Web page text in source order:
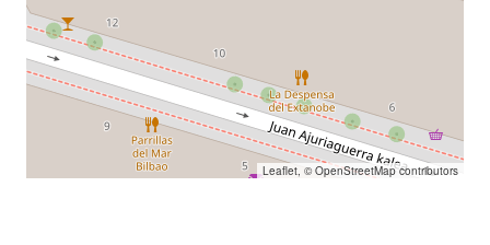
Leaflet, ©OpenStreetMapcontributors